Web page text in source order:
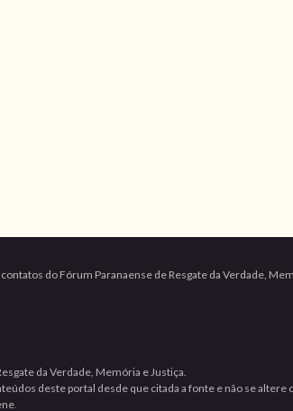
do Fórum Paranaense de Resgate da Verdade,
da Verdade, Memória e Justiça.
deste portal desde que citada a fonte e não se
.